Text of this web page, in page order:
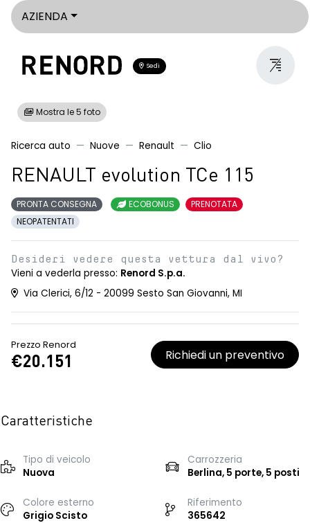
AZIENDA
Sedi
Mostra le 5 foto
Ricerca auto Nuove Renault Clio
RENAULT evolution TCe 115
PRONTA CONSEGNA ECOBONUS
PRENOTATA
NEOPATENTATI
Desideri vedere questa vettura dal vivo?
Vieni a vederla presso: Renord S.p.a.
Via Clerici, 6/12 - 20099 Sesto San Giovanni, MI
Prezzo Renord
€20.151 Richiedi un preventivo
Caratteristiche
Tipo di veicolo
Nuova
Carrozzeria
Berlina, 5 porte, 5 posti
Colore esterno
Grigio Scisto
Riferimento
365642